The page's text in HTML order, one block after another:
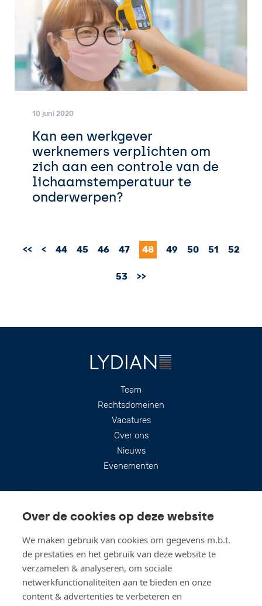
Over de cookies op deze website
We maken gebruik van cookies om gegevens m.b.t.
de prestaties en het gebruik van deze website te
verzamelen & analyseren, om sociale
netwerkfunctionaliteiten aan te bieden en onze
content & advertenties te verbeteren en
10 juni 2020
Kan een werkgever
werknemers verplichten om
zich aan een controle van de
lichaamstemperatuur te
onderwerpen?
<< < 44 45 46 47 48 49 50 51 52
53 >>
Team
Rechtsdomeinen
Vacatures
Over ons
Nieuws
Evenementen